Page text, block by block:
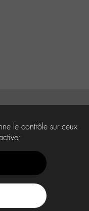
le contrôle sur ceux